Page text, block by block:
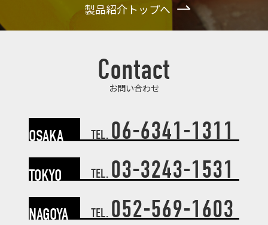
製品紹介トップへ
Contact
お問い合わせ
OSAKA TEL. 06-6341-1311
TOKYO TEL. 03-3243-1531
NAGOYA TEL. 052-569-1603